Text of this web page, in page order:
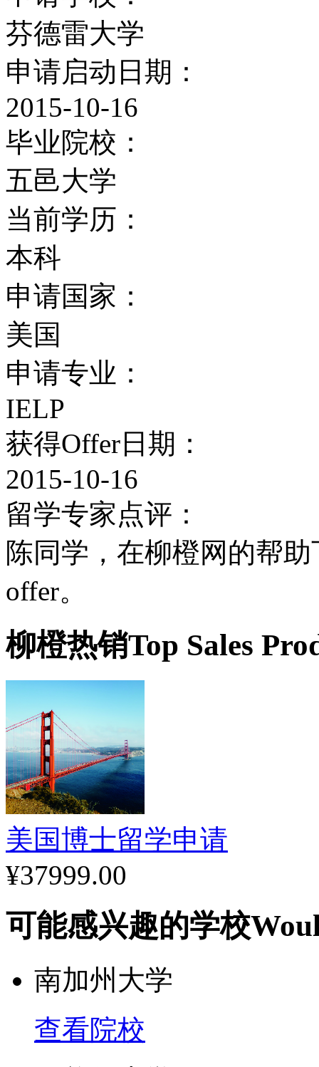
芬德雷大学
申请启动日期：
2015-10-16
毕业院校：
五邑大学
当前学历：
本科
申请国家：
美国
申请专业：
IELP
获得Offer日期：
2015-10-16
留学专家点评：
陈同学，在柳橙网的帮
offer。
柳橙热销Top Sales
美国博士留学申请
¥37999.00
可能感兴趣的学校
南加州大学
查看院校